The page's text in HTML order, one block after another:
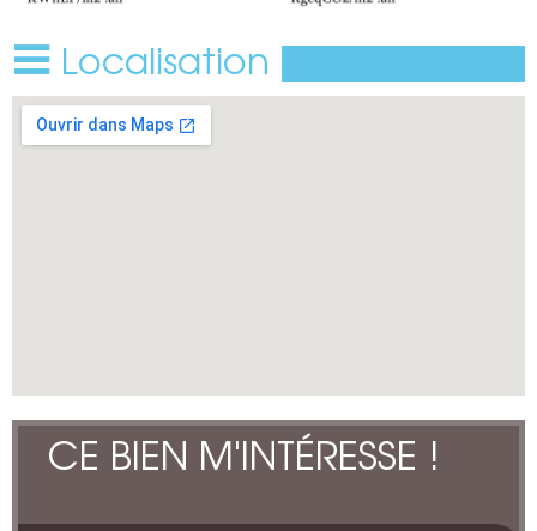
Localisation
CE BIEN M'INTÉRESSE !